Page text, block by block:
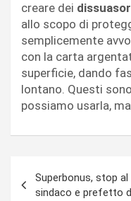
creare dei
allo scopo di
semplicemente
con la carta
superficie, dando
lontano. Questi
possiamo usarla,
articoli
Superbonus, stop al
sindaco e prefetto